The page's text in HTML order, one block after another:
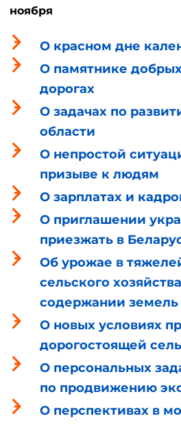
ноября
О красном дне
О памятнике
дорогах
О задачах по
области
О непростой
призыве к людям
О зарплатах и
О приглашении
приезжать в
Об урожае в
сельского
содержании земель
О новых условиях
дорогостоящей
О персональных
по продвижению
О перспективах в